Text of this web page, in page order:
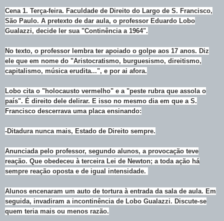
Cena 1. Terça-feira. Faculdade de Direito do Largo de S. Francisco,
São Paulo. A pretexto de dar aula, o professor Eduardo Lobo
Gualazzi, decide ler sua "Continência a 1964".
No texto, o professor lembra ter apoiado o golpe aos 17 anos. Diz
ele que em nome do "Aristocratismo, burguesismo, direitismo,
capitalismo, música erudita...", e por ai afora.
Lobo cita o "holocausto vermelho" e a "peste rubra que assola o
país". É direito dele delirar. E isso no mesmo dia em que a S.
Francisco descerrava uma placa ensinando:
-Ditadura nunca mais, Estado de Direito sempre.
Anunciada pelo professor, segundo alunos, a provocação teve
reação. Que obedeceu à terceira Lei de Newton; a toda ação há
sempre reação oposta e de igual intensidade.
Alunos encenaram um auto de tortura à entrada da sala de aula. Em
seguida, invadiram a incontinência de Lobo Gualazzi. Discute-se
quem teria mais ou menos razão.